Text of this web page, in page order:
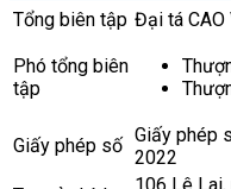
Tổng biên tập Đại tá CAO
Phó tổng biên
tập
Giấy phép số Giấy phép
2022